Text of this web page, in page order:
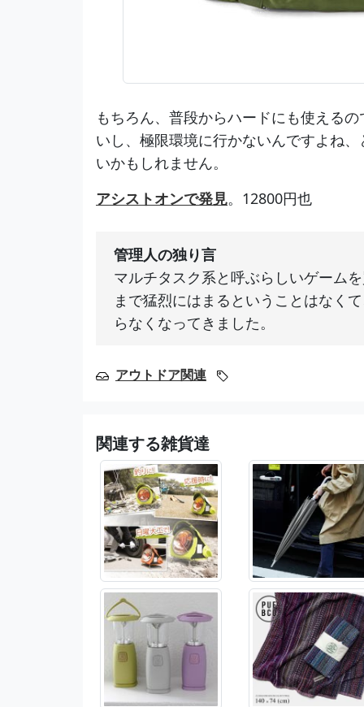
もちろん、普段からハードにも使える
いし、極限環境に行かないんですよね
いかもしれません。
アシストオンで発見。12800円也
管理人の独り言
マルチタスク系と呼ぶらしいゲーム
まで猛烈にはまるということはなく
らなくなってきました。
アウトドア関連
関連する雑貨達